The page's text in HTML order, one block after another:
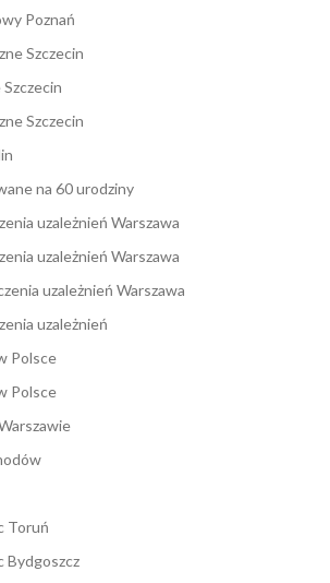
Poznań
Szczecin
Szczecin
na 60 urodziny
uzależnień Warszawa
uzależnień Warszawa
uzależnień Warszawa
uzależnień
Polsce
Polsce
Toruń
Bydgoszcz